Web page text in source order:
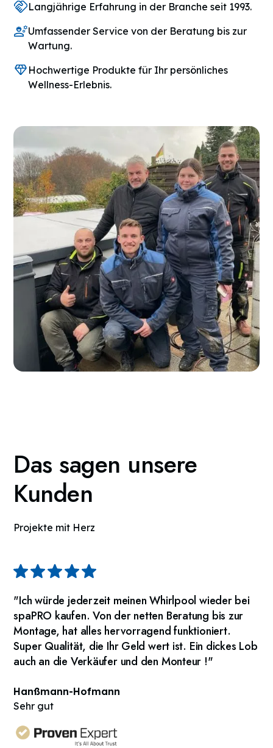
Langjährige Erfahrung in der Branche seit 1993.
Umfassender Service von der Beratung bis zur
Wartung.
Hochwertige Produkte für Ihr persönliches
Wellness-Erlebnis.
Das sagen unsere
Kunden
Projekte mit Herz
"Ich würde jederzeit meinen Whirlpool wieder bei
spaPRO kaufen. Von der netten Beratung bis zur
Montage, hat alles hervorragend funktioniert.
Super Qualität, die Ihr Geld wert ist. Ein dickes Lob
auch an die Verkäufer und den Monteur !"
Hanßmann-Hofmann
Sehr gut